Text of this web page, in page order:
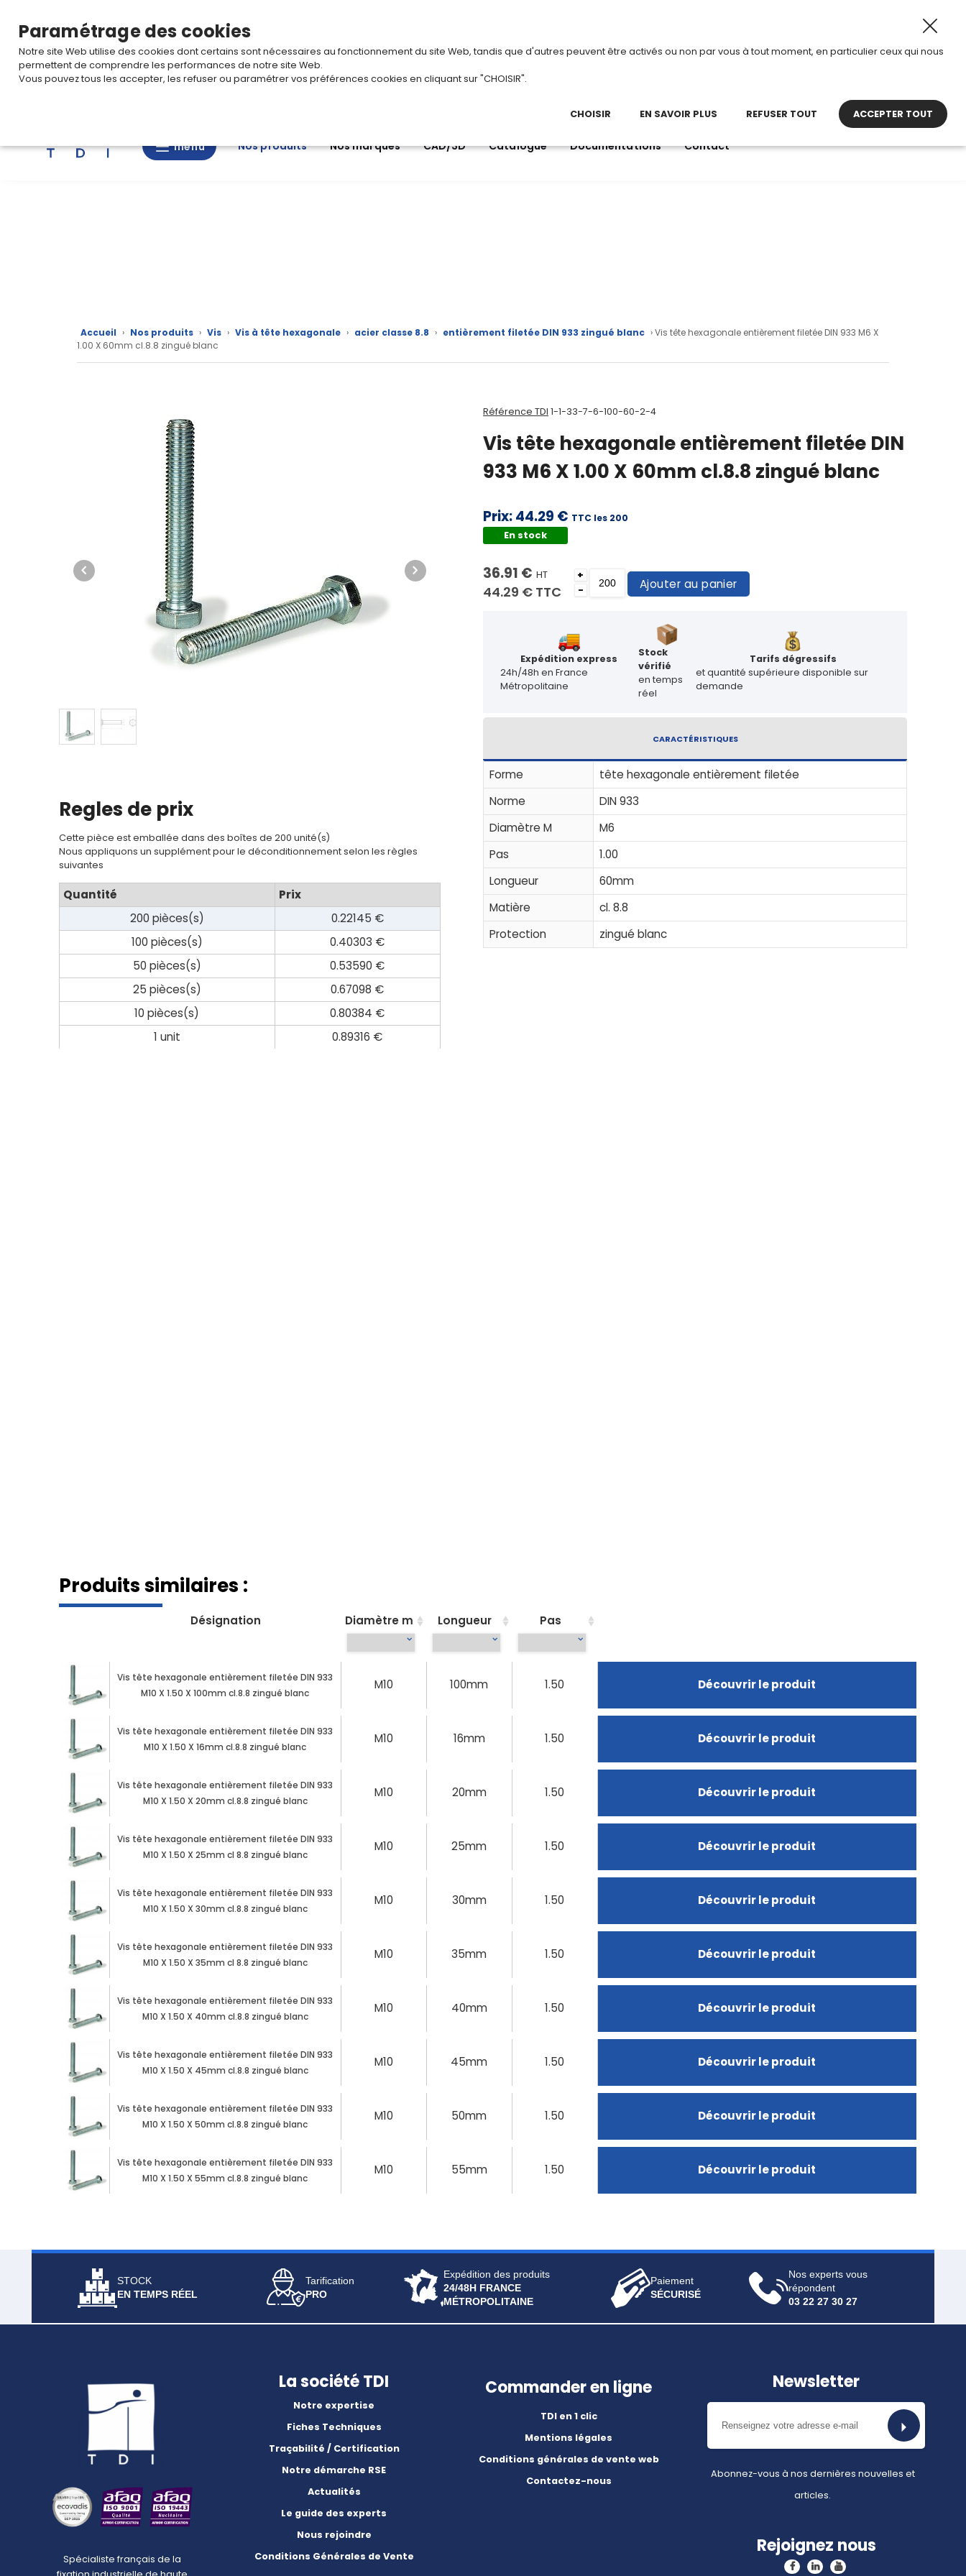
Du 3 au 28 août 2026, TDI passe en mode été. Horaires d’ouverture :
produits
CAD/3D
compte
menu
menu Nos produits Nos marques CAD/3D Catalogue Documentations Contact
Accueil › Nos produits › Vis › Vis à tête hexagonale › acier classe 8.8 › entièrement filetée DIN 933 zingué blanc › Vis tête hexagonale entièrement filetée DIN 933 M6 X
1.00 X 60mm cl.8.8 zingué blanc
Regles de prix
Cette pièce est emballée dans des boîtes de 200 unité(s)
Nous appliquons un supplément pour le déconditionnement selon les règles
suivantes
Quantité
Prix
200 pièces(s)
0.22145 €
100 pièces(s)
0.40303 €
50 pièces(s)
0.53590 €
25 pièces(s)
0.67098 €
10 pièces(s)
0.80384 €
1 unit
0.89316 €
Référence TDI 1-1-33-7-6-100-60-2-4
Vis tête hexagonale entièrement filetée DIN
933 M6 X 1.00 X 60mm cl.8.8 zingué blanc
Prix:44.29 € TTC les 200
En stock
36.91 € HT
44.29 € TTC
+
-
Ajouter au panier
Expédition express
24h/48h en France
Métropolitaine
Stock
vérifié
en temps
réel
Tarifs dégressifs
et quantité supérieure disponible sur
demande
CARACTÉRISTIQUES
Forme
tête hexagonale entièrement filetée
Norme
DIN 933
Diamètre M
M6
Pas
1.00
Longueur
60mm
Matière
cl. 8.8
Protection
zingué blanc
Produits similaires :
Désignation Diamètre m Longueur Pas
Vis tête hexagonale entièrement filetée DIN 933
M10 X 1.50 X 100mm cl.8.8 zingué blanc
M10 100mm 1.50 Découvrir le produit
Vis tête hexagonale entièrement filetée DIN 933
M10 X 1.50 X 16mm cl.8.8 zingué blanc
M10 16mm 1.50 Découvrir le produit
Vis tête hexagonale entièrement filetée DIN 933
M10 X 1.50 X 20mm cl.8.8 zingué blanc
M10 20mm 1.50 Découvrir le produit
Vis tête hexagonale entièrement filetée DIN 933
M10 X 1.50 X 25mm cl 8.8 zingué blanc
M10 25mm 1.50 Découvrir le produit
Vis tête hexagonale entièrement filetée DIN 933
M10 X 1.50 X 30mm cl.8.8 zingué blanc
M10 30mm 1.50 Découvrir le produit
Vis tête hexagonale entièrement filetée DIN 933
M10 X 1.50 X 35mm cl 8.8 zingué blanc
M10 35mm 1.50 Découvrir le produit
Vis tête hexagonale entièrement filetée DIN 933
M10 X 1.50 X 40mm cl.8.8 zingué blanc
M10 40mm 1.50 Découvrir le produit
Vis tête hexagonale entièrement filetée DIN 933
M10 X 1.50 X 45mm cl.8.8 zingué blanc
M10 45mm 1.50 Découvrir le produit
Vis tête hexagonale entièrement filetée DIN 933
M10 X 1.50 X 50mm cl.8.8 zingué blanc
M10 50mm 1.50 Découvrir le produit
Vis tête hexagonale entièrement filetée DIN 933
M10 X 1.50 X 55mm cl.8.8 zingué blanc
M10 55mm 1.50 Découvrir le produit
STOCK
EN TEMPS RÉEL
Tarification
PRO
Expédition des produits
24/48H FRANCE
MÉTROPOLITAINE
Paiement
SÉCURISÉ
Nos experts vous
répondent
03 22 27 30 27
Spécialiste français de la
La société TDI
Notre expertise
Fiches Techniques
Traçabilité / Certification
Notre démarche RSE
Actualités
Le guide des experts
Nous rejoindre
Conditions Générales de Vente
Commander en ligne
TDI en 1 clic
Mentions légales
Conditions générales de vente web
Contactez-nous
Newsletter
Abonnez-vous à nos dernières nouvelles et
articles.
Rejoignez nous
Paramétrage des cookies
Notre site Web utilise des cookies dont certains sont nécessaires au fonctionnement du site Web, tandis que d'autres peuvent être activés ou non par vous à tout moment, en particulier ceux qui nous
permettent de comprendre les performances de notre site Web.
Vous pouvez tous les accepter, les refuser ou paramétrer vos préférences cookies en cliquant sur "CHOISIR".
CHOISIR EN SAVOIR PLUS REFUSER TOUT ACCEPTER TOUT